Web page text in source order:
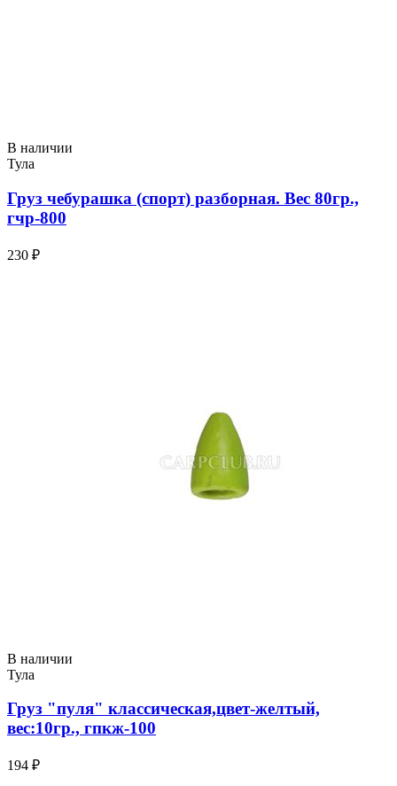
В наличии
Тула
Груз чебурашка (спорт) разборная. Вес 80гр.,
гчр-800
230 ₽
В наличии
Тула
Груз "пуля" классическая,цвет-желтый,
вес:10гр., гпкж-100
194 ₽